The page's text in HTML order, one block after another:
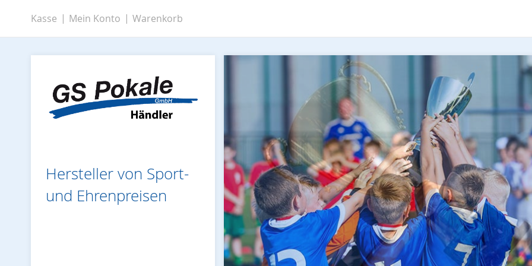
Zum
Inhalt
springen
Kasse Mein Konto Warenkorb
Hersteller von Sport-
und Ehrenpreisen